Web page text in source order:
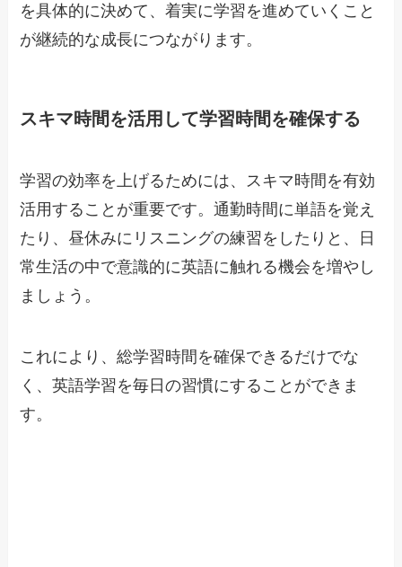
を具体的に決めて、着実に学習を進めていくこと
が継続的な成長につながります。
スキマ時間を活用して学習時間を確保する
学習の効率を上げるためには、スキマ時間を有効
活用することが重要です。通勤時間に単語を覚え
たり、昼休みにリスニングの練習をしたりと、日
常生活の中で意識的に英語に触れる機会を増やし
ましょう。
これにより、総学習時間を確保できるだけでな
く、英語学習を毎日の習慣にすることができま
す。